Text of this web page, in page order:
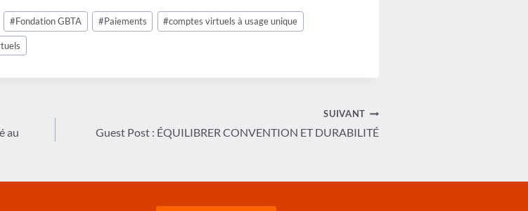
#Fondation GBTA #Paiements #comptes virtuels à usage unique
au
SUIVANT
Guest Post : ÉQUILIBRER CONVENTION ET DURABILITÉ